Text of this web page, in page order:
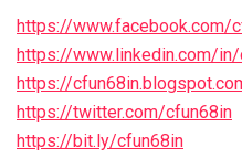
https://www.facebook.com/
https://www.linkedin.com/
https://
https://twitter.com/cfun68in
https://bit.ly/cfun68in